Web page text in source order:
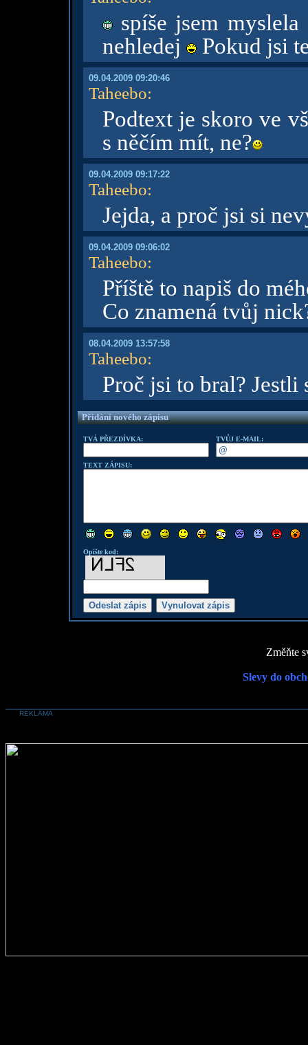
spíše jsem
nehledej
Pokud jsi
09.04.2009 09:20:46
Taheebo:
Podtext je skoro ve
s něčím mít, ne?
09.04.2009 09:17:22
Taheebo:
Jejda, a proč jsi si
09.04.2009 09:06:02
Taheebo:
Příště to napiš do
Co znamená tvůj
08.04.2009 13:57:58
Taheebo:
Proč jsi to bral? Jestli
Přidání nového zápisu
TVÁ PŘEZDÍVKA: TVŮJ E-MAIL:
TEXT ZÁPISU:
Opište kod:
Změňte
Slevy do
REKLAMA